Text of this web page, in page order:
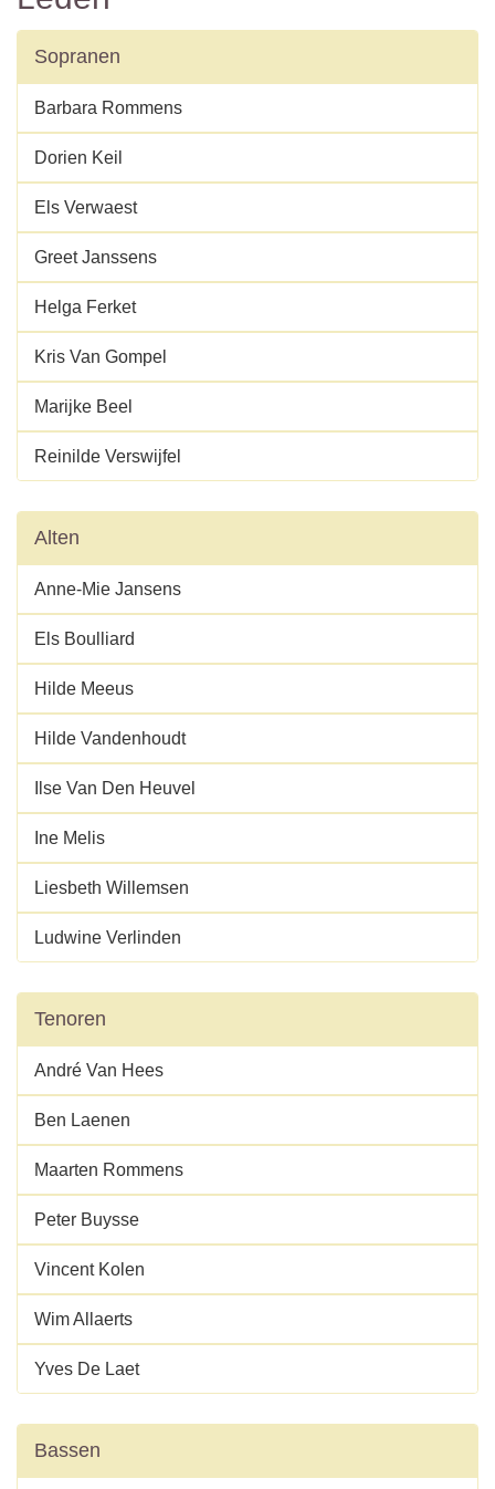
Sopranen
Barbara Rommens
Dorien Keil
Els Verwaest
Greet Janssens
Helga Ferket
Kris Van Gompel
Marijke Beel
Reinilde Verswijfel
Alten
Anne-Mie Jansens
Els Boulliard
Hilde Meeus
Hilde Vandenhoudt
Ilse Van Den Heuvel
Ine Melis
Liesbeth Willemsen
Ludwine Verlinden
Tenoren
André Van Hees
Ben Laenen
Maarten Rommens
Peter Buysse
Vincent Kolen
Wim Allaerts
Yves De Laet
Bassen